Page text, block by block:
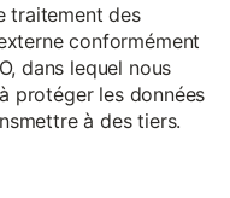
traitement des
conformément
dans lequel nous
protéger les données
à des tiers.